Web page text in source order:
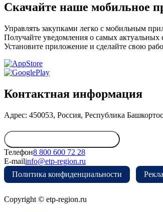
Скачайте наше мобильное
Управлять закупками легко с мобильным
Получайте уведомления о самых
Установите приложение и сделайте свою
Контактная информация
Адрес: 450053, Россия, Республика
Телефон8 800 600 72 28
E-mailinfo@etp-region.ru
Политика конфиденциальности
Copyright © etp-region.ru